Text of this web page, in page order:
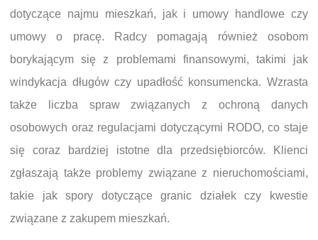
dotyczące najmu mieszkań, jak i umowy handlowe czy
umowy o pracę. Radcy pomagają również osobom
borykającym się z problemami finansowymi, takimi jak
windykacja długów czy upadłość konsumencka. Wzrasta
także liczba spraw związanych z ochroną danych
osobowych oraz regulacjami dotyczącymi RODO, co staje
się coraz bardziej istotne dla przedsiębiorców. Klienci
zgłaszają także problemy związane z nieruchomościami,
takie jak spory dotyczące granic działek czy kwestie
związane z zakupem mieszkań.